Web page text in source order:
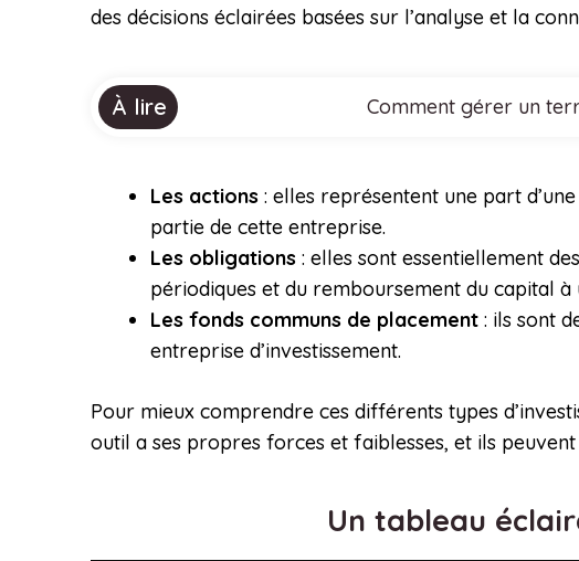
des décisions éclairées basées sur l’analyse et la
À lire Comment gérer un
Les actions : elles représentent une part
partie de cette entreprise.
Les obligations : elles sont essentiellement
périodiques et du remboursement du capital à
Les fonds communs de placement : ils sont
entreprise d’investissement.
Pour mieux comprendre ces différents types
outil a ses propres forces et faiblesses, et ils
Un tableau